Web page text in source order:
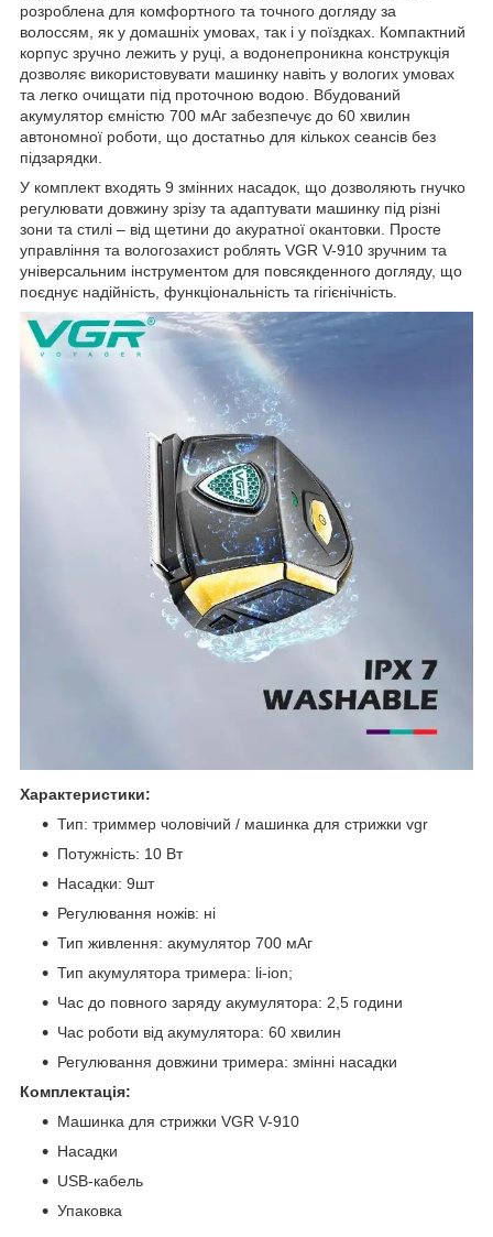
розроблена для комфортного та точного догляду за
волоссям, як у домашніх умовах, так і у поїздках. Компактний
корпус зручно лежить у руці, а водонепроникна конструкція
дозволяє використовувати машинку навіть у вологих умовах
та легко очищати під проточною водою. Вбудований
акумулятор ємністю 700 мАг забезпечує до 60 хвилин
автономної роботи, що достатньо для кількох сеансів без
підзарядки.
У комплект входять 9 змінних насадок, що дозволяють гнучко
регулювати довжину зрізу та адаптувати машинку під різні
зони та стилі – від щетини до акуратної окантовки. Просте
управління та вологозахист роблять VGR V-910 зручним та
універсальним інструментом для повсякденного догляду, що
поєднує надійність, функціональність та гігієнічність.
Характеристики:
Тип: триммер чоловічий / машинка для стрижки vgr
Потужність: 10 Вт
Насадки: 9шт
Регулювання ножів: ні
Тип живлення: акумулятор 700 мАг
Тип акумулятора тримера: li-ion;
Час до повного заряду акумулятора: 2,5 години
Час роботи від акумулятора: 60 хвилин
Регулювання довжини тримера: змінні насадки
Комплектація:
Машинка для стрижки VGR V-910
Насадки
USВ-кабель
Упаковка